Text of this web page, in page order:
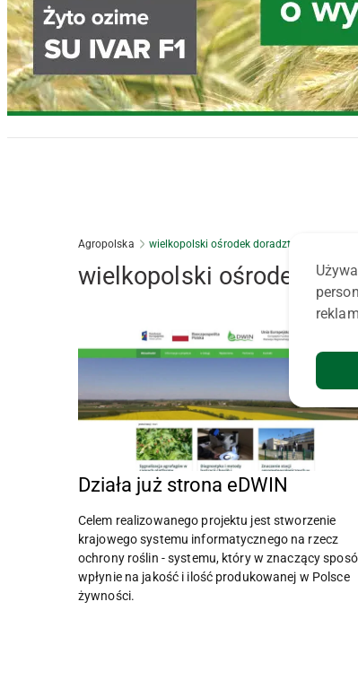
Agropolska wielkopolski ośrodek doradztwa rolniczego
wielkopolski ośrodek
Działa już strona eDWIN
Celem realizowanego projektu jest stworzenie
krajowego systemu informatycznego na rzecz
ochrony roślin - systemu, który w znaczący
wpłynie na jakość i ilość produkowanej w Polsce
żywności.